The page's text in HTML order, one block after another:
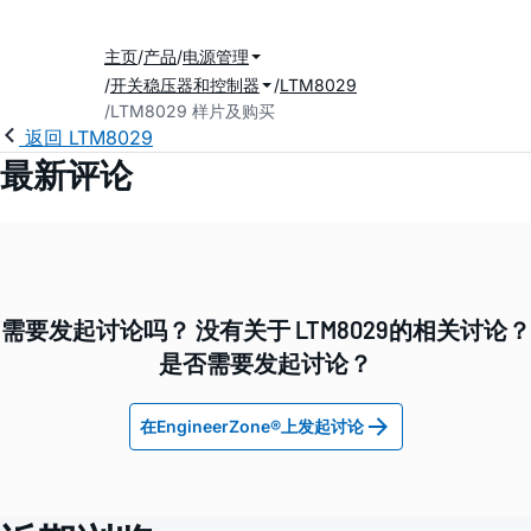
主页 产品 电源管理
开关稳压器和控制器
LTM8029
LTM8029 样片及购买
返回 LTM8029
最新评论
需要发起讨论吗？ 没有关于 LTM8029的相关讨论？
是否需要发起讨论？
在EngineerZone®上发起讨论